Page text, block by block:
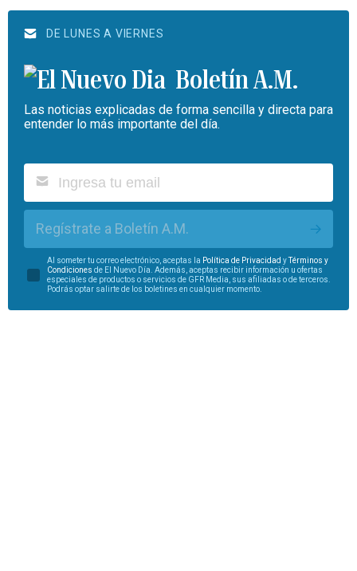
DE LUNES A VIERNES
Boletín A.M.
Las noticias explicadas de forma sencilla y directa para
entender lo más importante del día.
Regístrate a Boletín A.M.
Al someter tu correo electrónico, aceptas la Política de Privacidad yTérminos y
Condiciones de El Nuevo Día. Además, aceptas recibir información u ofertas
especiales de productos o servicios de GFR Media, sus afiliadas o de terceros.
Podrás optar salirte de los boletines en cualquier momento.